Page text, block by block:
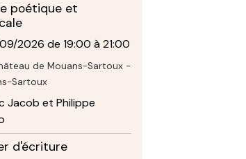
poétique et
09/2026 de 19:00 à 21:00
de Mouans-Sartoux -
Sartoux
Jacob et Philippe
d'écriture